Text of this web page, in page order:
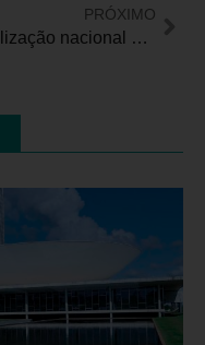
PRÓXIMO
Mobilização nacional busca convencer Ministros do STF sobre Ações em defesa dos direitos das pessoas com deficiência